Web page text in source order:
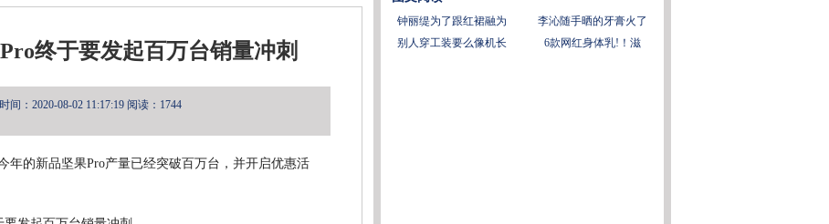
终于要发起百万台销量冲刺
间：2020-08-02 11:17:19 阅读：1744
年的新品坚果Pro产量已经突破百万台，并开启优惠活
钟丽缇为了跟红裙融为
李沁随手晒的牙膏火了
别人穿工装要么像机长
6款网红身体乳!！滋